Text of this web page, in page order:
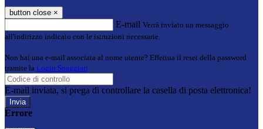
button close ×
E-mail Verrà inviato un messaggio
all'indirizzo indicato con le istruzioni necessarie.
Non hai una e-mail associata al nome utente? Effettua il reset della password
tramite la Login Spaggiari
E-mail inviata, si prega di controllare la casella di posta elettronica!
Errore